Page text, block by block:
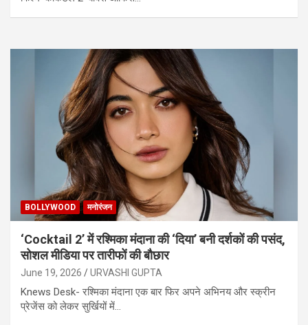
BOLLYWOOD मनोरंजन
‘Cocktail 2’ में रश्मिका मंदाना की ‘दिया’ बनी दर्शकों की पसंद,
सोशल मीडिया पर तारीफों की बौछार
June 19, 2026 URVASHI GUPTA
Knews Desk- रश्मिका मंदाना एक बार फिर अपने अभिनय और स्क्रीन
प्रेजेंस को लेकर सुर्खियों में…